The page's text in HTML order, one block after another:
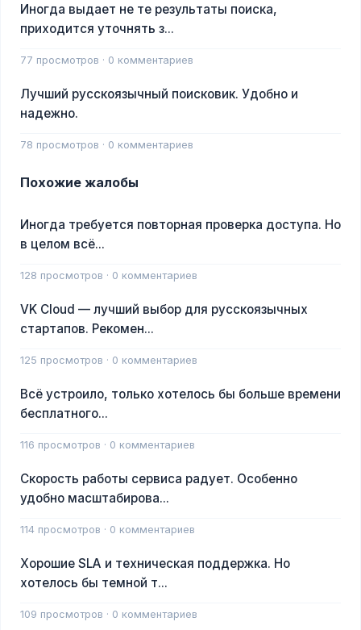
Иногда выдает не те результаты поиска,
приходится уточнять з...
77 просмотров · 0 комментариев
Лучший русскоязычный поисковик. Удобно и
надежно.
78 просмотров · 0 комментариев
Похожие жалобы
Иногда требуется повторная проверка доступа. Но
в целом всё...
128 просмотров · 0 комментариев
VK Cloud — лучший выбор для русскоязычных
стартапов. Рекомен...
125 просмотров · 0 комментариев
Всё устроило, только хотелось бы больше времени
бесплатного...
116 просмотров · 0 комментариев
Скорость работы сервиса радует. Особенно
удобно масштабирова...
114 просмотров · 0 комментариев
Хорошие SLA и техническая поддержка. Но
хотелось бы темной т...
109 просмотров · 0 комментариев